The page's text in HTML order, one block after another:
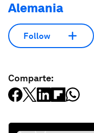
Alemania
Follow
Comparte: